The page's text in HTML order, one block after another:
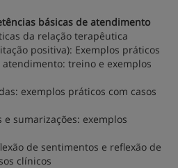
básicas de atendimento
da relação terapêutica
positiva): Exemplos práticos
treino e exemplos
exemplos práticos com casos
sumarizações: exemplos
de sentimentos e reflexão de
clínicos